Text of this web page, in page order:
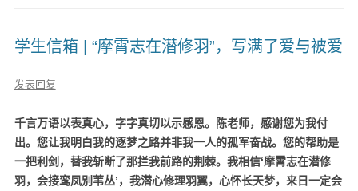
学生信箱 | “摩霄志在潜修羽”，写满了爱与被爱
发表回复
千言万语以表真心，字字真切以示感恩。陈老师，感谢您为我付
出。您让我明白我的逐梦之路并非我一人的孤军奋战。您的帮助是
一把利剑，替我斩断了那拦我前路的荆棘。我相信‘摩霄志在潜修
羽，会接鸾凤别苇丛’，我潜心修理羽翼，心怀长天梦，来日一定会